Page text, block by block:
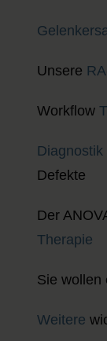
Unsere
Workflow
Diagnostik
Defekte
Der
Therapie
Sie wollen
Weitere